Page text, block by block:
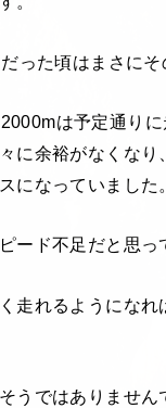
った頃はまさにそ
は予定通りに
に余裕がなくなり
になっていました。
ード不足だと思っ
走れるようになれ
うではありません